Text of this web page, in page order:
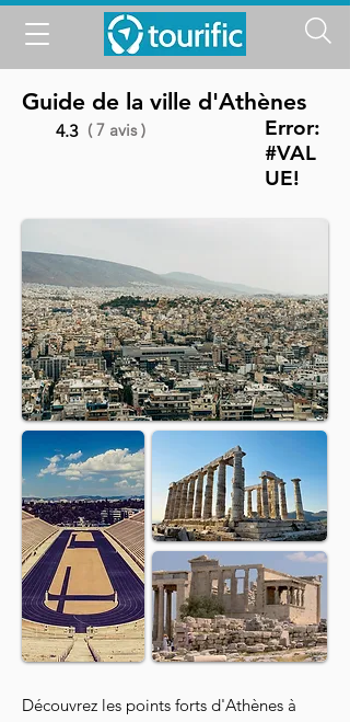
Guide de la ville d'Athènes
4.3 ( 7 avis )
Error:
#VAL
UE!
Découvrez les points forts d'Athènes à